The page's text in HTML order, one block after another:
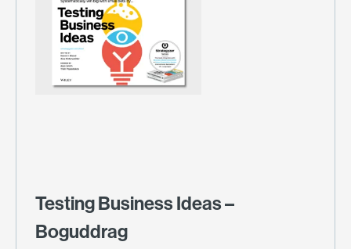
Testing Business Ideas –
Boguddrag